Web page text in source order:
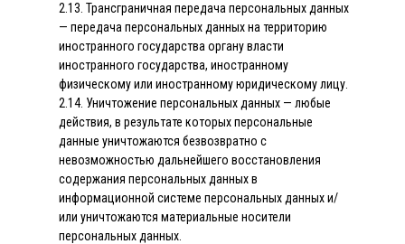
2.13. Трансграничная передача персональных данных
— передача персональных данных на территорию
иностранного государства органу власти
иностранного государства, иностранному
физическому или иностранному юридическому лицу.
2.14. Уничтожение персональных данных — любые
действия, в результате которых персональные
данные уничтожаются безвозвратно с
невозможностью дальнейшего восстановления
содержания персональных данных в
информационной системе персональных данных и/
или уничтожаются материальные носители
персональных данных.